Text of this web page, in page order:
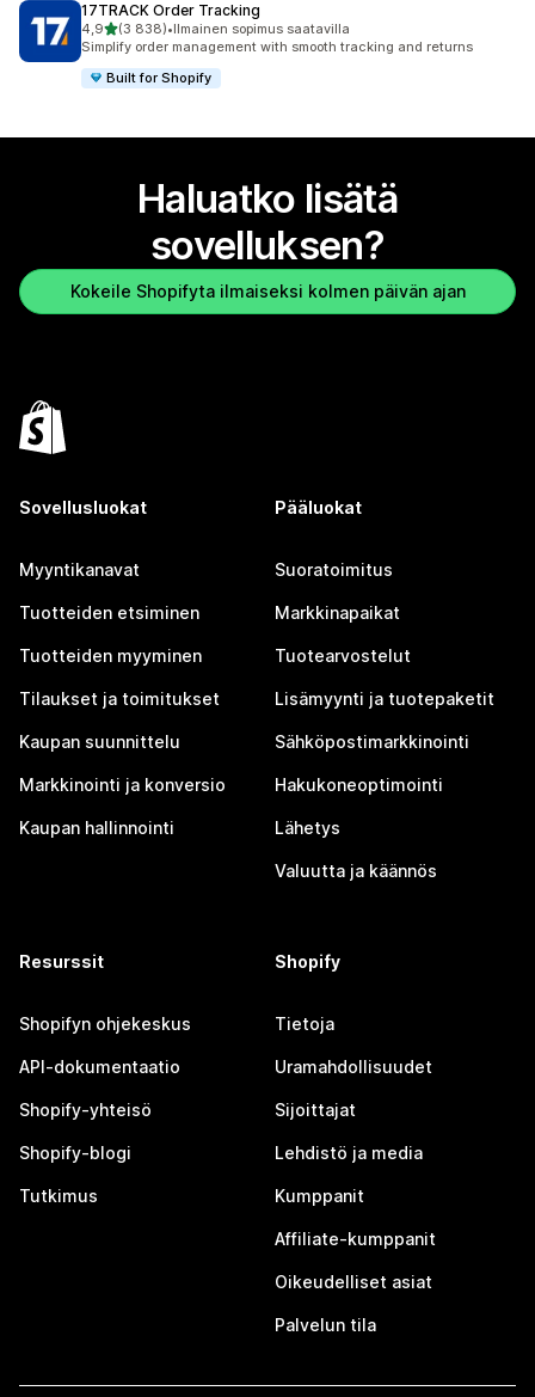
17TRACK Order Tracking
4,9/ 5 tähteä
(3 838)
3838 arvostelua yhteensä
•Ilmainen sopimus saatavilla
Simplify order management with smooth tracking and returns
Built for Shopify
Haluatko lisätä
sovelluksen?
Kokeile Shopifyta ilmaiseksi kolmen päivän ajan
Sovellusluokat
Myyntikanavat
Tuotteiden etsiminen
Tuotteiden myyminen
Tilaukset ja toimitukset
Kaupan suunnittelu
Markkinointi ja konversio
Kaupan hallinnointi
Pääluokat
Suoratoimitus
Markkinapaikat
Tuotearvostelut
Lisämyynti ja tuotepaketit
Sähköpostimarkkinointi
Hakukoneoptimointi
Lähetys
Valuutta ja käännös
Resurssit
Shopifyn ohjekeskus
API-dokumentaatio
Shopify-yhteisö
Shopify-blogi
Tutkimus
Shopify
Tietoja
Uramahdollisuudet
Sijoittajat
Lehdistö ja media
Kumppanit
Affiliate-kumppanit
Oikeudelliset asiat
Palvelun tila